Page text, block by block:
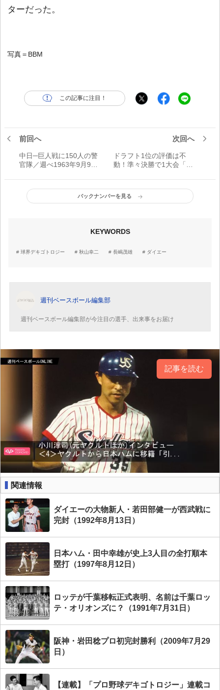
ターだった。
写真＝BBM
この記事に注目！
前回へ
中日─巨人戦に150人の警
官隊／週べ1963年9月9日
次回へ
ドラフト1位の評価は不
動！準々決勝で1大会「甲
大阪桐蔭・藤原恭大
バックナンバーを見る
KEYWORDS
球界デキゴトロジー 秋山幸二 長嶋茂雄 ダイエー
週刊ベースボール編集部
週刊ベースボール編集部が今注目の選手、出来事をお届け
記事を読む
関連情報
ダイエーの大物新人・若田部健一が西武戦に
完封（1992年8月13日）
日本ハム・田中幸雄が史上3人目の全打順本
塁打（1997年8月12日）
ロッテが千葉移転正式表明、名前は千葉ロッ
テ・オリオンズに？（1991年7月31日）
阪神・岩田稔プロ初完封勝利（2009年7月29
日）
【連載】「プロ野球デキゴトロジー」連載コ